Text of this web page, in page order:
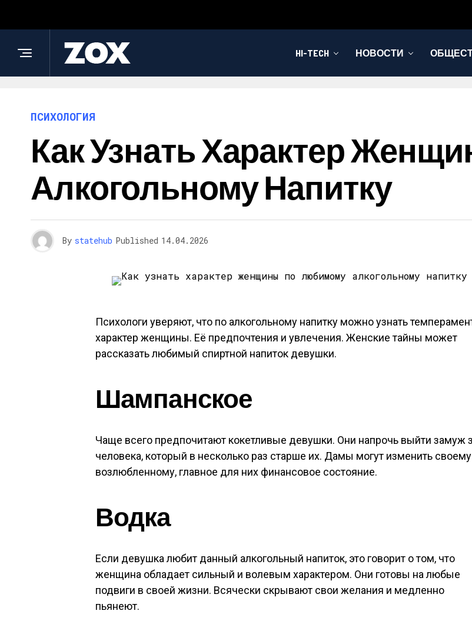
HI-TECH НОВОСТИ
ПСИХОЛОГИЯ
Как Узнать Характер
Алкогольному Напитку
By statehub Published 14.04.2026
Психологи уверяют, что по алкогольному напитку можно узнать
характер женщины. Её предпочтения и увлечения. Женские тайны может
рассказать любимый спиртной напиток девушки.
Шампанское
Чаще всего предпочитают кокетливые девушки. Они напрочь выйти замуж
человека, который в несколько раз старше их. Дамы могут изменить своему
возлюбленному, главное для них финансовое состояние.
Водка
Если девушка любит данный алкогольный напиток, это говорит о том, что
женщина обладает сильный и волевым характером. Они готовы на любые
подвиги в своей жизни. Всячески скрывают свои желания и медленно
пьянеют.